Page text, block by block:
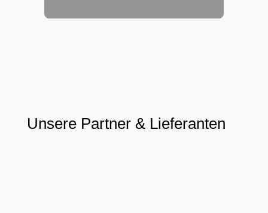
Unsere Partner & Lieferanten